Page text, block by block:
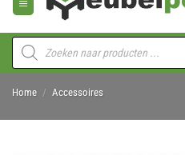
minuten
en
inhoud
Producten
zoeken
Home / Accessoires